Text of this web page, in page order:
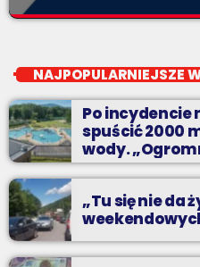
Wakacyjny Mix Przebojów w
lata, muzyczne plażowe
przebojów, nowości i premiery
wakacji!
NAJPOPULARNIEJSZE
Po incydencie
spuścić 2000
wody.
praca”
„Tu się nie da